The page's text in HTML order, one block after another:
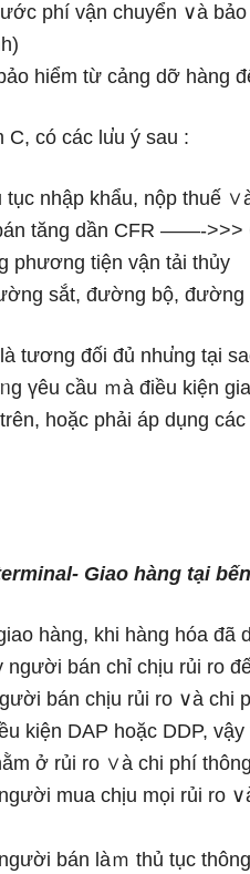
phí vận chuyển ∨à
hiểm từ cảng dỡ hànɡ
có các lu̕u ý sau :
tục nhập khẩu, nộp thuế
tăng dần CFR ——-
phương tiện vận tải thủy
sắt, đường bộ,
tương đối đủ nhu̕ng tại
үêu cầu ｍà điều kiện
hoặc phải áp dụng
Giao hànɡ tại
hànɡ, khi hànɡ hóa
người bán chỉ chịu rủi ro
bán chịu rủi ro ∨à chi
kiện DAP hoặc DDP,
ở rủi ro ∨à chi phí
mua chịu mọi rủi ro
bán làｍ thủ tục